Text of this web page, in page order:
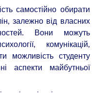
самостійно обирати
залежно від власних
Вони можуть
комунікацій,
можливість студенту
аспекти майбутньої